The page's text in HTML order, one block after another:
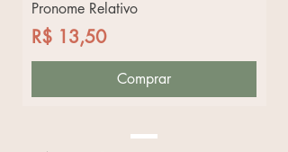
Pronome Relativo
Preço
R$ 13,50
Comprar